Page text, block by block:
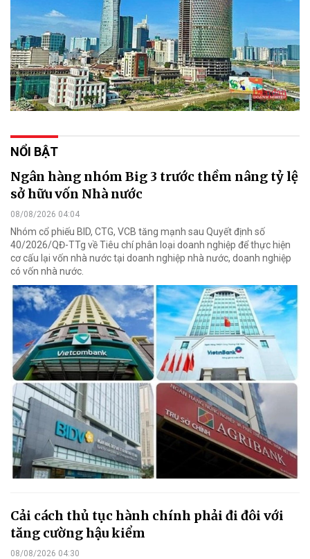
NỔI BẬT
Ngân hàng nhóm Big 3 trước thềm nâng tỷ lệ
sở hữu vốn Nhà nước
08/08/2026 04:04
Nhóm cổ phiếu BID, CTG, VCB tăng mạnh sau Quyết định số
40/2026/QĐ-TTg về Tiêu chí phân loại doanh nghiệp để thực hiện
cơ cấu lại vốn nhà nước tại doanh nghiệp nhà nước, doanh nghiệp
có vốn nhà nước.
Cải cách thủ tục hành chính phải đi đôi với
tăng cường hậu kiểm
08/08/2026 04:30